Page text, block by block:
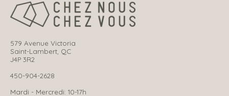
579 Avenue Victoria
Saint-Lambert, QC
J4P 3R2
450-904-2628
Mardi - Mercredi: 10-17h